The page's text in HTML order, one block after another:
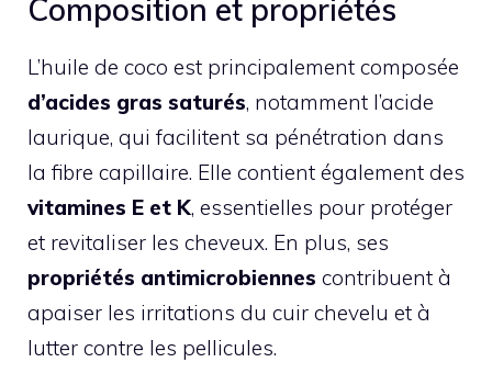
Composition et propriétés
L’huile de coco est principalement composée
d’acides gras saturés, notamment l’acide
laurique, qui facilitent sa pénétration dans
la fibre capillaire. Elle contient également des
vitamines E et K, essentielles pour protéger
et revitaliser les cheveux. En plus, ses
propriétés antimicrobiennes contribuent à
apaiser les irritations du cuir chevelu et à
lutter contre les pellicules.